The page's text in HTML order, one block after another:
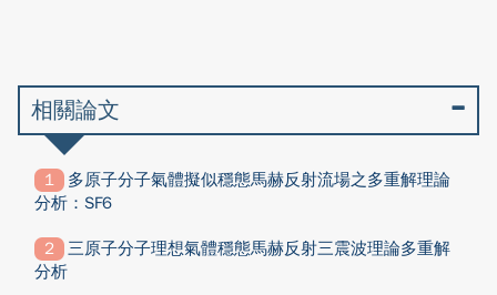
相關論文
多原子分子氣體擬似穩態馬赫反射流場之多重解理論
分析：SF6
三原子分子理想氣體穩態馬赫反射三震波理論多重解
分析